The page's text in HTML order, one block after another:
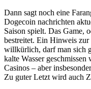
Dann sagt noch eine
Dogecoin nachrichten
Saison spielt. Das Game,
bestreitet. Ein Hinweis
willkürlich, darf man sich
kalte Wasser
Casinos – aber
Zu guter Letzt wird auch